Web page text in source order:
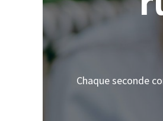
Chaque seconde